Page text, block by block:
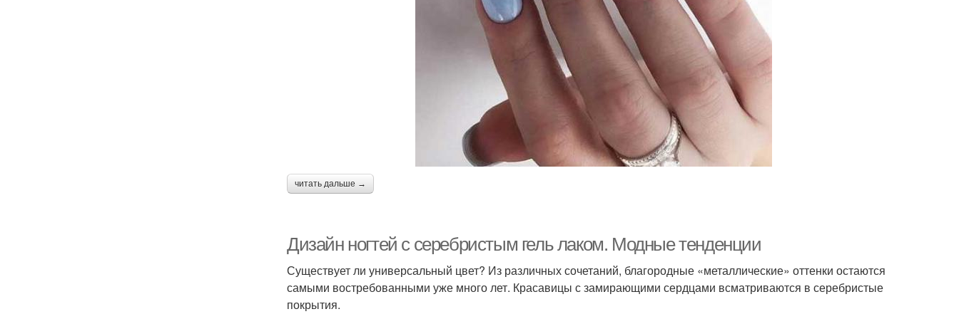
читать дальше →
Дизайн ногтей с серебристым гель лаком. Модные тенденции
Существует ли универсальный цвет? Из различных сочетаний, благородные «металлические» оттенки остаются
самыми востребованными уже много лет. Красавицы с замирающими сердцами всматриваются в серебристые
покрытия.